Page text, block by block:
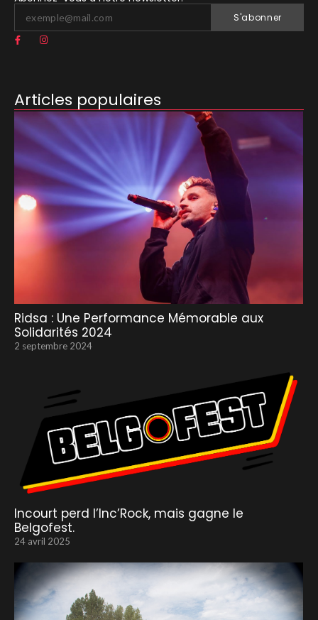
S'abonner
Articles populaires
Ridsa : Une Performance Mémorable aux
Solidarités 2024
2 septembre 2024
Incourt perd l’Inc’Rock, mais gagne le
Belgofest.
24 avril 2025